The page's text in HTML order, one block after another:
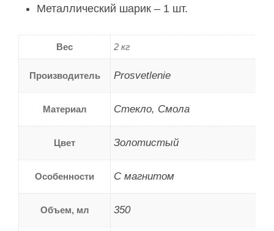
Металлический шарик – 1 шт.
Вес 2 кг
Производитель Prosvetlenie
Материал Стекло, Смола
Цвет Золотистый
Особенности C магнитом
Объем, мл 350